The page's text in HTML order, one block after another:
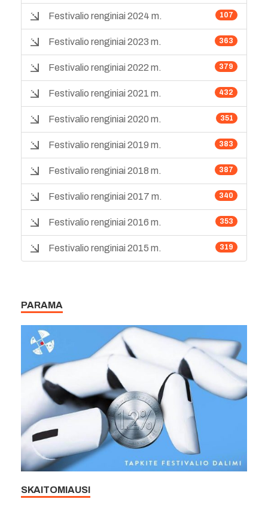
107
Festivalio renginiai 2024 m.
363
Festivalio renginiai 2023 m.
379
Festivalio renginiai 2022 m.
432
Festivalio renginiai 2021 m.
351
Festivalio renginiai 2020 m.
383
Festivalio renginiai 2019 m.
387
Festivalio renginiai 2018 m.
340
Festivalio renginiai 2017 m.
353
Festivalio renginiai 2016 m.
319
Festivalio renginiai 2015 m.
PARAMA
SKAITOMIAUSI